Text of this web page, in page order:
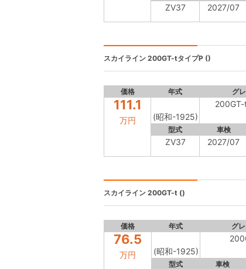
ZV37 2027/07
スカイライン 200GT-tタイプP ()
価格 年式 グ
111.1
万円 (昭和-1925)
200GT-
型式 車検
ZV37 2027/07
スカイライン 200GT-t ()
価格 年式 グ
76.5
万円 (昭和-1925)
型式 車検